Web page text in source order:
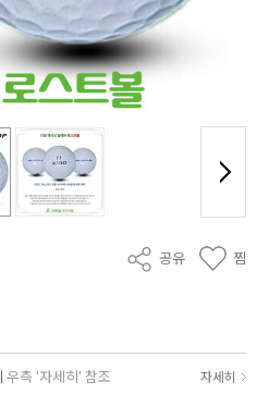
공유 찜
우측 '자세히' 참조 자세히